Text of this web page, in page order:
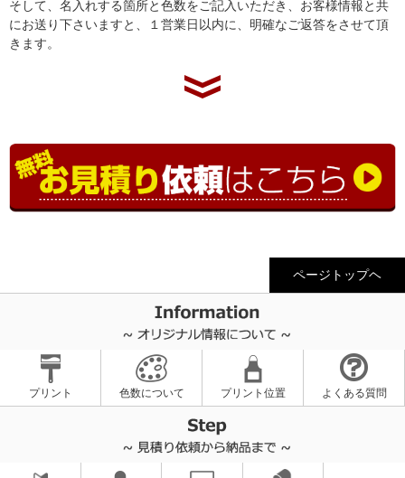
そして、名入れする箇所と色数をご記入いただき、お客様情報と共
にお送り下さいますと、１営業日以内に、明確なご返答をさせて頂
きます。
ページトップヘ
プリント 色数について プリント位置 よくある質問